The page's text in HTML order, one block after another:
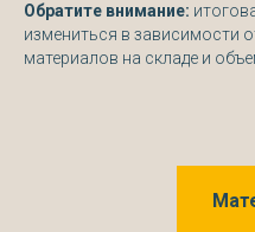
Обратите внимание:
измениться в зависимости
материалов на складе и